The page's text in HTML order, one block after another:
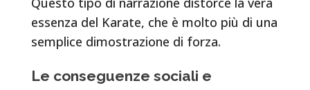
essenza del Karate, che è molto più di una
semplice dimostrazione di forza.
Le conseguenze sociali e